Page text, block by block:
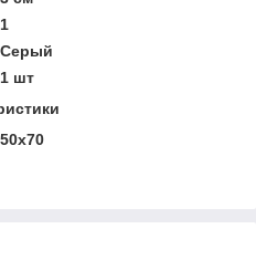
1
Серый
1 шт
50х70